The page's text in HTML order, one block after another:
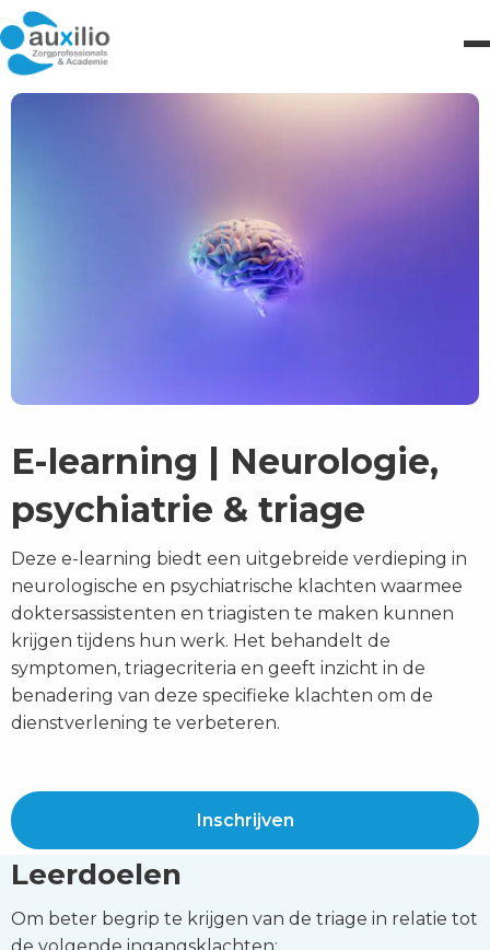
E-learning | Neurologie,
psychiatrie & triage
Deze e-learning biedt een uitgebreide verdieping in
neurologische en psychiatrische klachten waarmee
doktersassistenten en triagisten te maken kunnen
krijgen tijdens hun werk. Het behandelt de
symptomen, triagecriteria en geeft inzicht in de
benadering van deze specifieke klachten om de
dienstverlening te verbeteren.
Inschrijven
Leerdoelen
Om beter begrip te krijgen van de triage in relatie tot